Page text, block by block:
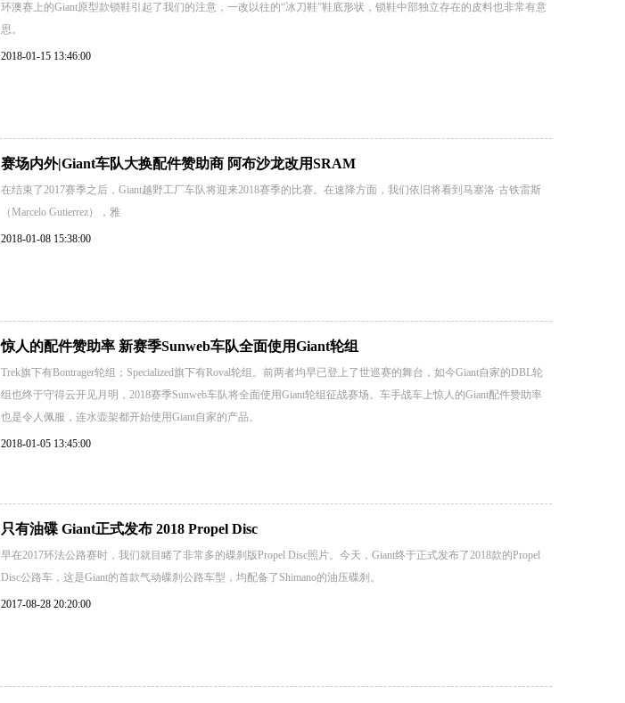
环澳赛上的Giant原型款锁鞋引起了我们的注意，一改以往的“冰刀鞋”鞋底形状，锁鞋中部独立存在的皮料也非常有意
思。
2018-01-15 13:46:00
赛场内外|Giant车队大换配件赞助商 阿布沙龙改用SRAM
在结束了2017赛季之后，Giant越野工厂车队将迎来2018赛季的比赛。在速降方面，我们依旧将看到马塞洛·古铁雷斯
（Marcelo Gutierrez），雅
2018-01-08 15:38:00
惊人的配件赞助率 新赛季Sunweb车队全面使用Giant轮组
Trek旗下有Bontrager轮组；Specialized旗下有Roval轮组。前两者均早已登上了世巡赛的舞台，如今Giant自家的DBL轮
组也终于守得云开见月明，2018赛季Sunweb车队将全面使用Giant轮组征战赛场。车手战车上惊人的Giant配件赞助率
也是令人佩服，连水壶架都开始使用Giant自家的产品。
2018-01-05 13:45:00
只有油碟 Giant正式发布 2018 Propel Disc
早在2017环法公路赛时，我们就目睹了非常多的碟刹版Propel Disc照片。今天，Giant终于正式发布了2018款的Propel
Disc公路车，这是Giant的首款气动碟刹公路车型，均配备了Shimano的油压碟刹。
2017-08-28 20:20:00